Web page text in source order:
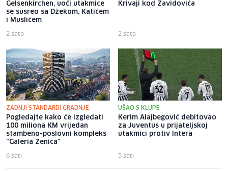
Gelsenkirchen, uoči utakmice
se susreo sa Džekom, Katićem
i Muslićem
2 sata
Krivaji kod Zavidovića
2 sata
ZADNJI STANDARDI GRADNJE
Pogledajte kako će izgledati
100 miliona KM vrijedan
stambeno-poslovni kompleks
"Galeria Zenica"
6 sati
UŠAO S KLUPE
Kerim Alajbegović debitovao
za Juventus u prijateljskoj
utakmici protiv Intera
5 sati